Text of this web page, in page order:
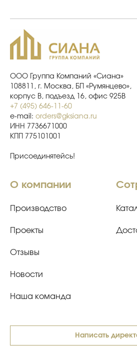
ООО Группа Компаний «Сиана»
108811, г. Москва, БП «Румянцево»,
корпус В, подъезд 16, офис 925В
+7 (495) 646-11-60
e-mail: orders@gksiana.ru
ИНН 7736671000
КПП 775101001
Присоединятейсь!
О компании
Производство
Проекты
Отзывы
Новости
Наша команда
Написать